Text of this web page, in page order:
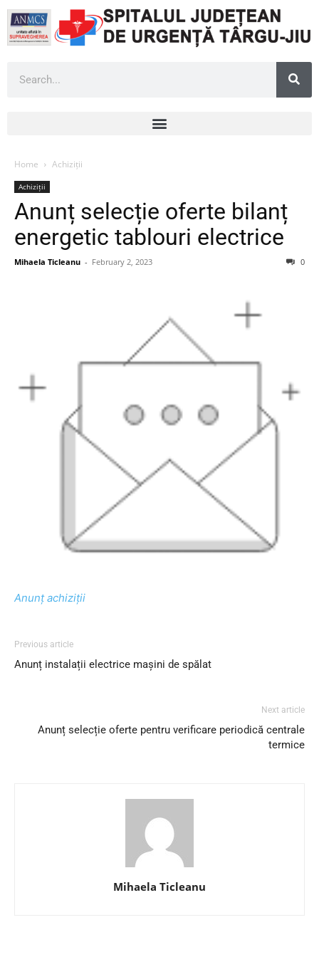
Home Achiziții
Achiziții
Anunț selecție oferte bilanț
energetic tablouri electrice
Mihaela Ticleanu - February 2, 2023 0
Anunț achiziții
Previous article
Anunț instalații electrice mașini de spălat
Next article
Anunț selecție oferte pentru verificare periodică centrale
termice
Mihaela Ticleanu